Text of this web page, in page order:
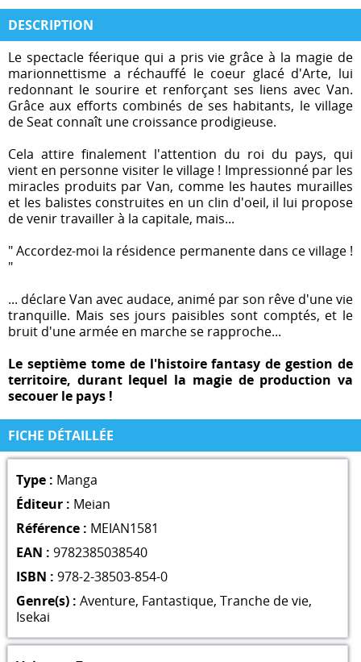
DESCRIPTION
Le spectacle féerique qui a pris vie grâce à la magie de
marionnettisme a réchauffé le coeur glacé d'Arte, lui
redonnant le sourire et renforçant ses liens avec Van.
Grâce aux efforts combinés de ses habitants, le village
de Seat connaît une croissance prodigieuse.
Cela attire finalement l'attention du roi du pays, qui
vient en personne visiter le village ! Impressionné par les
miracles produits par Van, comme les hautes murailles
et les balistes construites en un clin d'oeil, il lui propose
de venir travailler à la capitale, mais...
" Accordez-moi la résidence permanente dans ce village !
"
... déclare Van avec audace, animé par son rêve d'une vie
tranquille. Mais ses jours paisibles sont comptés, et le
bruit d'une armée en marche se rapproche...
Le septième tome de l'histoire fantasy de gestion de
territoire, durant lequel la magie de production va
secouer le pays !
FICHE DÉTAILLÉE
Type : Manga
Éditeur : Meian
Référence : MEIAN1581
EAN : 9782385038540
ISBN : 978-2-38503-854-0
Genre(s) : Aventure, Fantastique, Tranche de vie,
Isekai